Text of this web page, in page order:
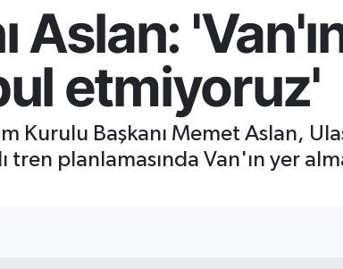
Aslan:
etmiyoruz'
Kurulu Başkanı Memet Aslan,
planlamasında Van'ın yer